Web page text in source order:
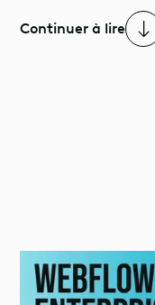
Continuer à lire